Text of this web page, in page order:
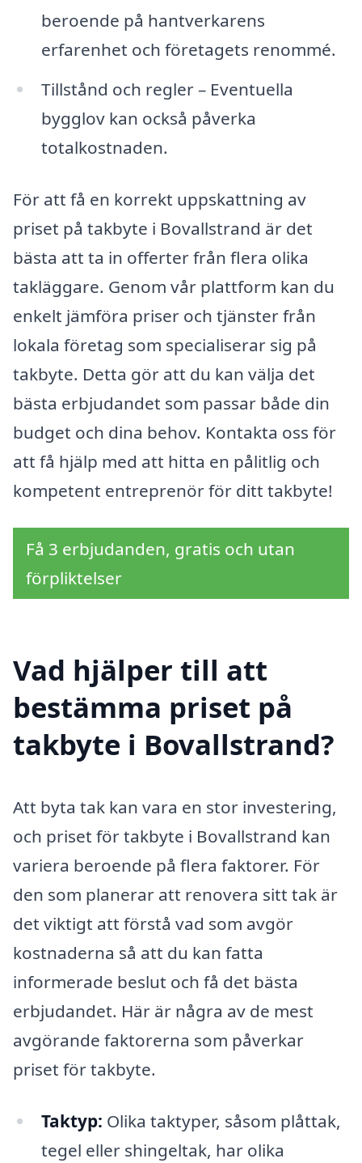
beroende på hantverkarens
erfarenhet och företagets renommé.
Tillstånd och regler – Eventuella
bygglov kan också påverka
totalkostnaden.
För att få en korrekt uppskattning av
priset på takbyte i Bovallstrand är det
bästa att ta in offerter från flera olika
takläggare. Genom vår plattform kan du
enkelt jämföra priser och tjänster från
lokala företag som specialiserar sig på
takbyte. Detta gör att du kan välja det
bästa erbjudandet som passar både din
budget och dina behov. Kontakta oss för
att få hjälp med att hitta en pålitlig och
kompetent entreprenör för ditt takbyte!
Få 3 erbjudanden, gratis och utan
förpliktelser
Vad hjälper till att
bestämma priset på
takbyte i Bovallstrand?
Att byta tak kan vara en stor investering,
och priset för takbyte i Bovallstrand kan
variera beroende på flera faktorer. För
den som planerar att renovera sitt tak är
det viktigt att förstå vad som avgör
kostnaderna så att du kan fatta
informerade beslut och få det bästa
erbjudandet. Här är några av de mest
avgörande faktorerna som påverkar
priset för takbyte.
Taktyp: Olika taktyper, såsom plåttak,
tegel eller shingeltak, har olika